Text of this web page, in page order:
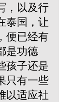
，以及行
泰国，让
便已经有
是功德
孩子还是
只有一些
以适应社